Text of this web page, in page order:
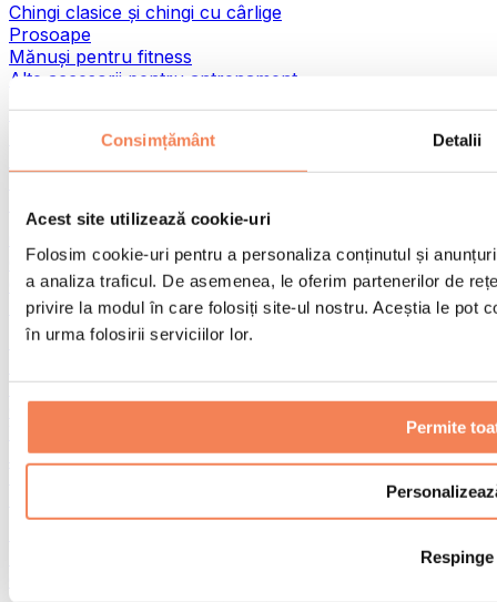
Consimțământ Detalii
Acest site utilizează cookie-uri
Folosim cookie-uri pentru a personaliza conținutul și
a analiza traficul. De asemenea, le oferim partenerilor de
privire la modul în care folosiți site-ul nostru. Aceștia le pot
în urma folosirii serviciilor lor.
Permite
Respinge
Chingi clasice și chingi cu cârlige
Prosoape
Mănuși pentru fitness
Alte accesorii pentru antrenament
Ajutoare pentru reabilitare
Pistoale de masaj
Genți și accesorii pentru alimente
Genți pentru sala de sport
Rucsacuri
Accesorii în funcție de activitate
Sporturi de contact
Terapie prin frig